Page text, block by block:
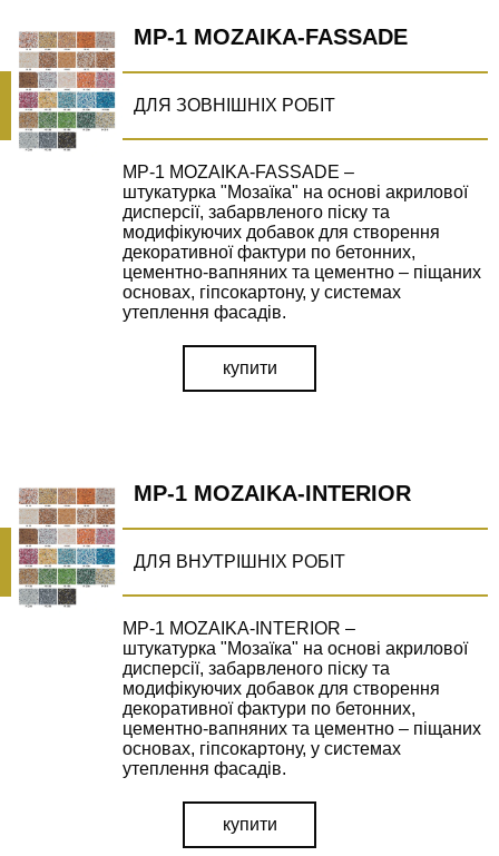
УТОЧНИТИ ЦІНУ
наш менеджер зв'яжеться з вами у
найблищий час
ВІДПРАВИТИ
MP-1 MOZAIKA-FASSADE
ДЛЯ ЗОВНІШНІХ РОБІТ
MP-1 MOZAIKA-FASSADE –
штукатурка "Мозаїка" на основі акрилової
дисперсії, забарвленого піску та
модифікуючих добавок для створення
декоративної фактури по бетонних,
цементно-вапняних та цементно – піщаних
основах, гіпсокартону, у системах
утеплення фасадів.
купити
MP-1 MOZAIKA-INTERIOR
ДЛЯ ВНУТРІШНІХ РОБІТ
MP-1 MOZAIKA-INTERIOR –
штукатурка "Мозаїка" на основі акрилової
дисперсії, забарвленого піску та
модифікуючих добавок для створення
декоративної фактури по бетонних,
цементно-вапняних та цементно – піщаних
основах, гіпсокартону, у системах
утеплення фасадів.
купити
ВІДПРАВИТИ ЗАПИТ